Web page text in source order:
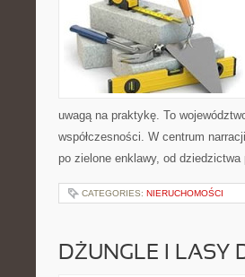
uwagą na praktykę. To
współczesności. W centrum
po zielone enklawy, od
CATEGORIES: NIERUCHOMOŚCI
DŻUNGLE I LASY